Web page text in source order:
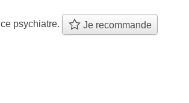
ce psychiatre. Je recommande